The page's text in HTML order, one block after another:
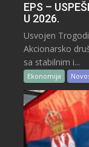
EPS –
U 2026.
Usvojen
Akcionarsko
sa stabilnim i...
Ekonomija